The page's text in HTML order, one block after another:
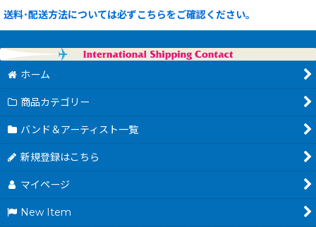
送料･配送方法については必ずこちらをご確認ください。
ホーム
商品カテゴリー
バンド＆アーティスト一覧
新規登録はこちら
マイページ
New Item